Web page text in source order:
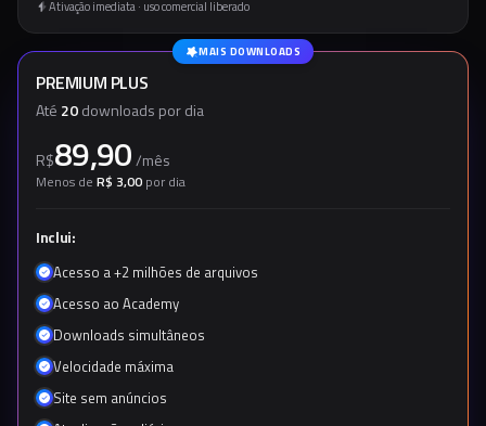
Ativação imediata · uso comercial liberado
MAIS DOWNLOADS
PREMIUM PLUS
Até 20downloads por dia
R$89,90 /mês
Menos de R$ 3,00 por dia
Inclui:
Acesso a +2 milhões de arquivos
Acesso ao Academy
Downloads simultâneos
Velocidade máxima
Site sem anúncios